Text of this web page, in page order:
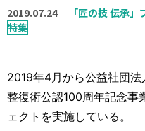
2019.07.24
「匠の技 伝承
特集
2019年4月から公益社団
整復術公認100周年記念
ェクトを実施している。